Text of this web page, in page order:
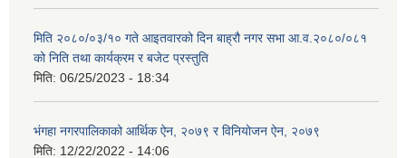
मिति २०८०/०३/१० गते आइतवारको दिन बाह्रौ नगर सभा आ.व.२०८०/०८१
को निति तथा कार्यक्रम र बजेट प्रस्तुति
मिति: 06/25/2023 - 18:34
भंगहा नगरपालिकाको आर्थिक ऐन, २०७९ र विनियोजन ऐन, २०७९
मिति: 12/22/2022 - 14:06